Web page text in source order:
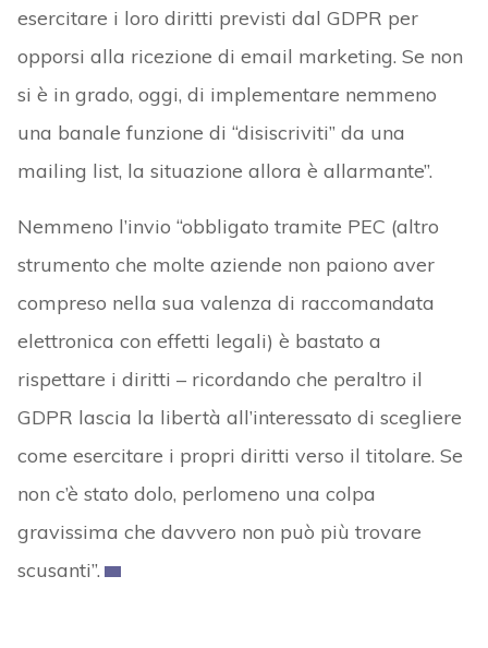
esercitare i loro diritti previsti dal GDPR per
opporsi alla ricezione di email marketing. Se non
si è in grado, oggi, di implementare nemmeno
una banale funzione di “disiscriviti” da una
mailing list, la situazione allora è allarmante”.
Nemmeno l’invio “obbligato tramite PEC (altro
strumento che molte aziende non paiono aver
compreso nella sua valenza di raccomandata
elettronica con effetti legali) è bastato a
rispettare i diritti – ricordando che peraltro il
GDPR lascia la libertà all’interessato di scegliere
come esercitare i propri diritti verso il titolare. Se
non c’è stato dolo, perlomeno una colpa
gravissima che davvero non può più trovare
scusanti”.